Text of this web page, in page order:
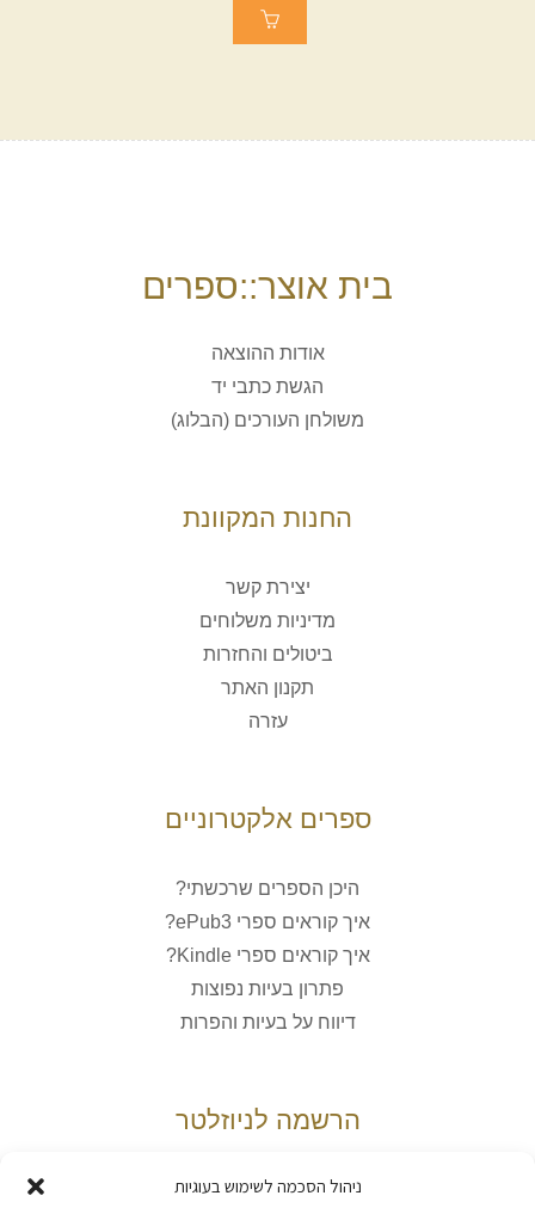
ניהול הסכמה לשימוש בעוגיות
בית אוצר::ספרים
אודות ההוצאה
הגשת כתבי יד
משולחן העורכים (הבלוג)
החנות המקוונת
יצירת קשר
מדיניות משלוחים
ביטולים והחזרות
תקנון האתר
עזרה
ספרים אלקטרוניים
היכן הספרים שרכשתי?
איך קוראים ספרי ePub3?
איך קוראים ספרי Kindle?
פתרון בעיות נפוצות
דיווח על בעיות והפרות
הרשמה לניוזלטר